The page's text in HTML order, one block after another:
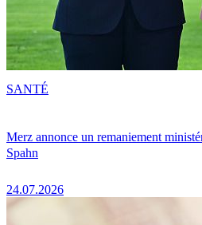
Merz annonce un remaniement
Spahn
24.07.2026
SANTÉ